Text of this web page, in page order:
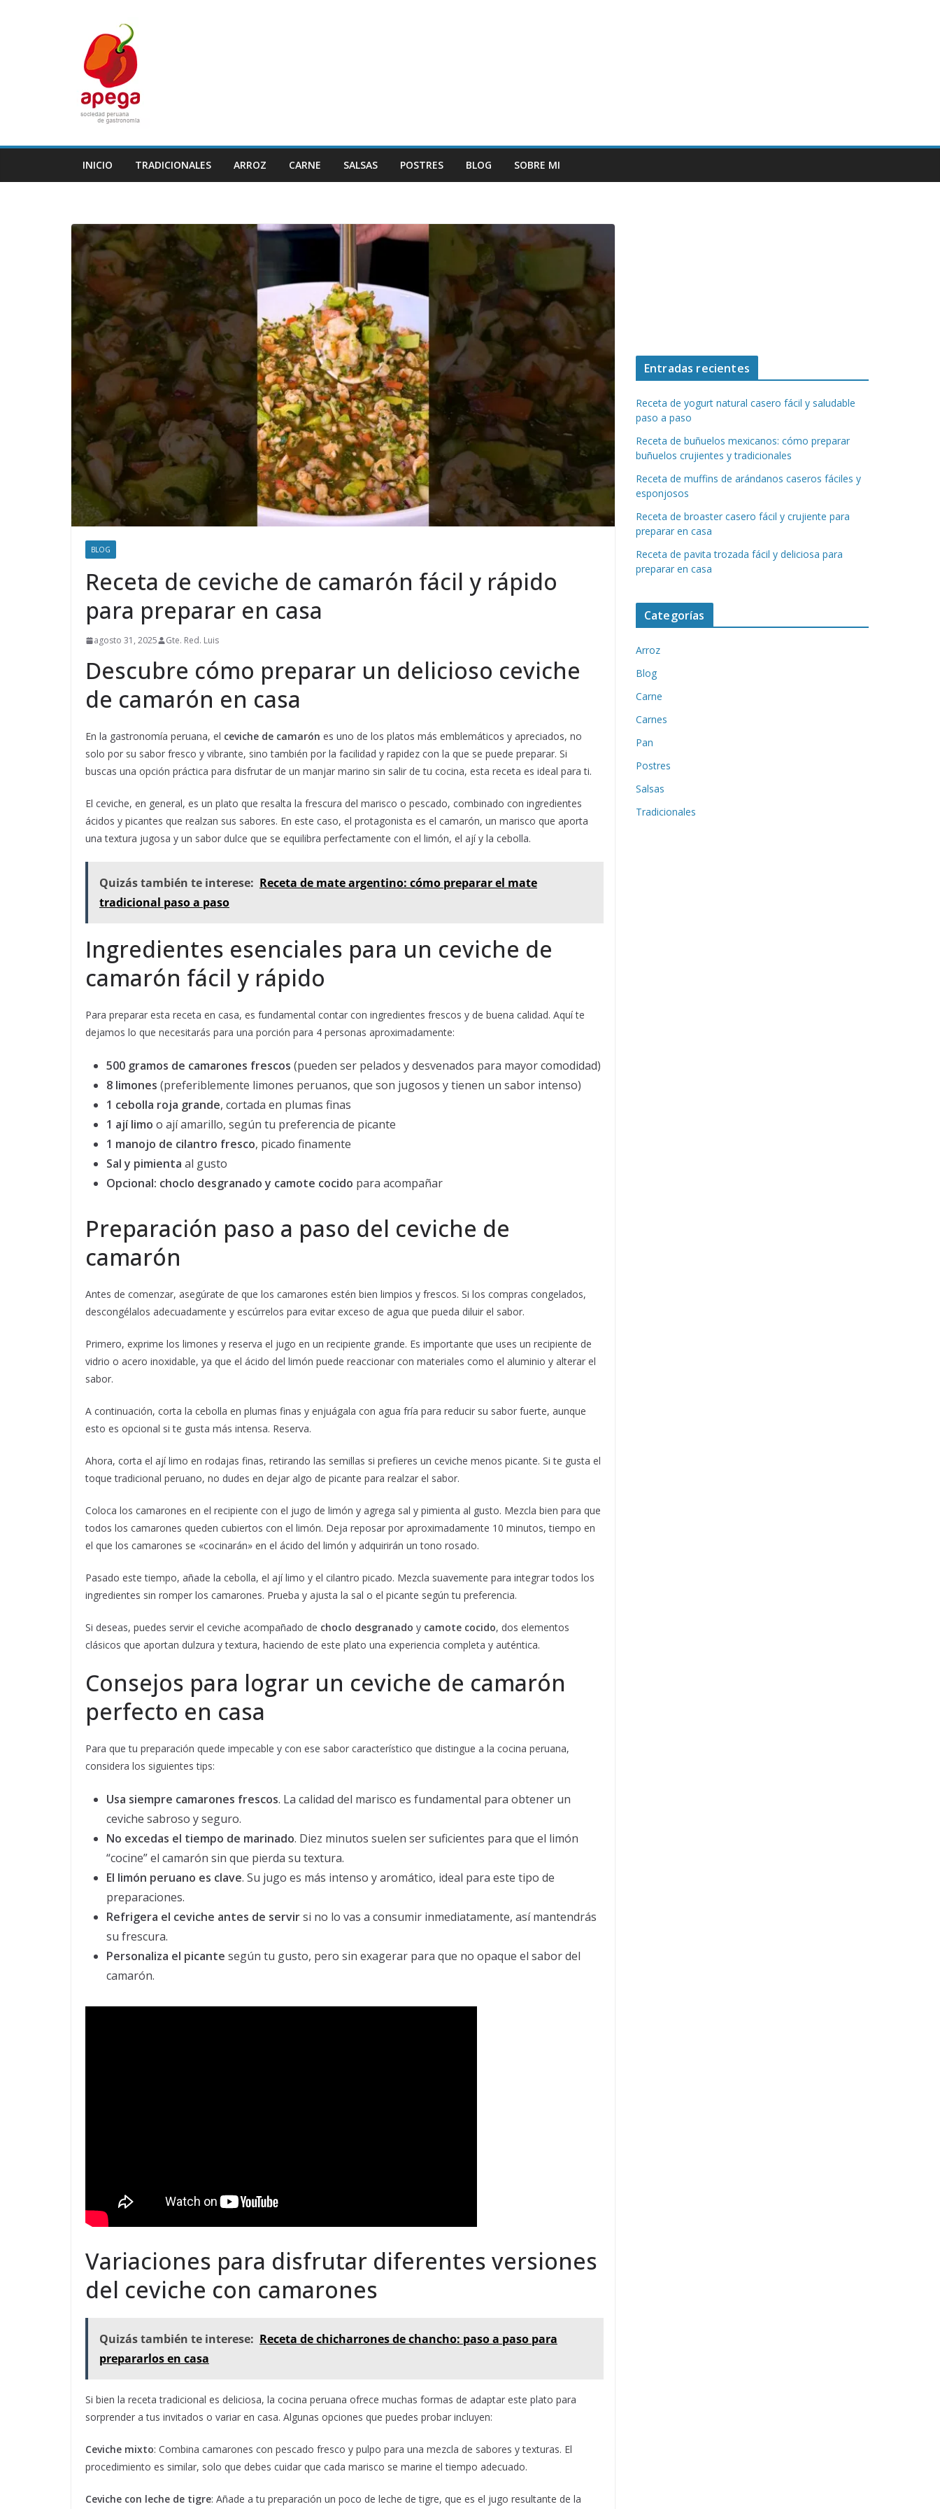
INICIO TRADICIONALES ARROZ CARNE SALSAS POSTRES BLOG SOBRE MI
BLOG
Receta de ceviche de camarón fácil y rápido
para preparar en casa
agosto 31, 2025 Gte. Red. Luis
Descubre cómo preparar un delicioso ceviche
de camarón en casa
En la gastronomía peruana, el ceviche de camarón es uno de los platos más emblemáticos y apreciados, no
solo por su sabor fresco y vibrante, sino también por la facilidad y rapidez con la que se puede preparar. Si
buscas una opción práctica para disfrutar de un manjar marino sin salir de tu cocina, esta receta es ideal para ti.
El ceviche, en general, es un plato que resalta la frescura del marisco o pescado, combinado con ingredientes
ácidos y picantes que realzan sus sabores. En este caso, el protagonista es el camarón, un marisco que aporta
una textura jugosa y un sabor dulce que se equilibra perfectamente con el limón, el ají y la cebolla.
Quizás también te interese: Receta de mate argentino: cómo preparar el mate
tradicional paso a paso
Ingredientes esenciales para un ceviche de
camarón fácil y rápido
Para preparar esta receta en casa, es fundamental contar con ingredientes frescos y de buena calidad. Aquí te
dejamos lo que necesitarás para una porción para 4 personas aproximadamente:
500 gramos de camarones frescos (pueden ser pelados y desvenados para mayor comodidad)
8 limones (preferiblemente limones peruanos, que son jugosos y tienen un sabor intenso)
1 cebolla roja grande, cortada en plumas finas
1 ají limo o ají amarillo, según tu preferencia de picante
1 manojo de cilantro fresco, picado finamente
Sal y pimienta al gusto
Opcional: choclo desgranado y camote cocido para acompañar
Preparación paso a paso del ceviche de
camarón
Antes de comenzar, asegúrate de que los camarones estén bien limpios y frescos. Si los compras congelados,
descongélalos adecuadamente y escúrrelos para evitar exceso de agua que pueda diluir el sabor.
Primero, exprime los limones y reserva el jugo en un recipiente grande. Es importante que uses un recipiente de
vidrio o acero inoxidable, ya que el ácido del limón puede reaccionar con materiales como el aluminio y alterar el
sabor.
A continuación, corta la cebolla en plumas finas y enjuágala con agua fría para reducir su sabor fuerte, aunque
esto es opcional si te gusta más intensa. Reserva.
Ahora, corta el ají limo en rodajas finas, retirando las semillas si prefieres un ceviche menos picante. Si te gusta el
toque tradicional peruano, no dudes en dejar algo de picante para realzar el sabor.
Coloca los camarones en el recipiente con el jugo de limón y agrega sal y pimienta al gusto. Mezcla bien para que
todos los camarones queden cubiertos con el limón. Deja reposar por aproximadamente 10 minutos, tiempo en
el que los camarones se «cocinarán» en el ácido del limón y adquirirán un tono rosado.
Pasado este tiempo, añade la cebolla, el ají limo y el cilantro picado. Mezcla suavemente para integrar todos los
ingredientes sin romper los camarones. Prueba y ajusta la sal o el picante según tu preferencia.
Si deseas, puedes servir el ceviche acompañado de choclo desgranado y camote cocido, dos elementos
clásicos que aportan dulzura y textura, haciendo de este plato una experiencia completa y auténtica.
Consejos para lograr un ceviche de camarón
perfecto en casa
Para que tu preparación quede impecable y con ese sabor característico que distingue a la cocina peruana,
considera los siguientes tips:
Usa siempre camarones frescos. La calidad del marisco es fundamental para obtener un
ceviche sabroso y seguro.
No excedas el tiempo de marinado. Diez minutos suelen ser suficientes para que el limón
“cocine” el camarón sin que pierda su textura.
El limón peruano es clave. Su jugo es más intenso y aromático, ideal para este tipo de
preparaciones.
Refrigera el ceviche antes de servirsi no lo vas a consumir inmediatamente, así mantendrás
su frescura.
Personaliza el picante según tu gusto, pero sin exagerar para que no opaque el sabor del
camarón.
Variaciones para disfrutar diferentes versiones
del ceviche con camarones
Quizás también te interese: Receta de chicharrones de chancho: paso a paso para
prepararlos en casa
Si bien la receta tradicional es deliciosa, la cocina peruana ofrece muchas formas de adaptar este plato para
sorprender a tus invitados o variar en casa. Algunas opciones que puedes probar incluyen:
Ceviche mixto: Combina camarones con pescado fresco y pulpo para una mezcla de sabores y texturas. El
procedimiento es similar, solo que debes cuidar que cada marisco se marine el tiempo adecuado.
Ceviche con leche de tigre: Añade a tu preparación un poco de leche de tigre, que es el jugo resultante de la
Entradas recientes
Receta de yogurt natural casero fácil y saludable
paso a paso
Receta de buñuelos mexicanos: cómo preparar
buñuelos crujientes y tradicionales
Receta de muffins de arándanos caseros fáciles y
esponjosos
Receta de broaster casero fácil y crujiente para
preparar en casa
Receta de pavita trozada fácil y deliciosa para
preparar en casa
Categorías
Arroz
Blog
Carne
Carnes
Pan
Postres
Salsas
Tradicionales